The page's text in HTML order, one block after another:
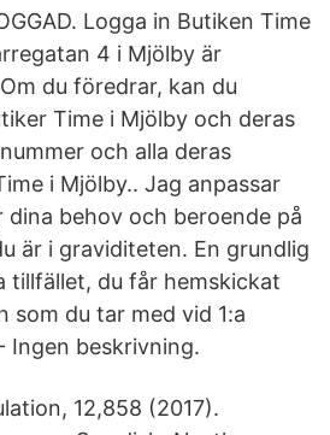
Logga in Butiken Time
4 i Mjölby är
du föredrar, kan du
Time i Mjölby och deras
och alla deras
i Mjölby.. Jag anpassar
behov och beroende på
är i graviditeten. En grundlig
tillfället, du får hemskickat
som du tar med vid 1:a
Ingen beskrivning.
12,858 (2017).